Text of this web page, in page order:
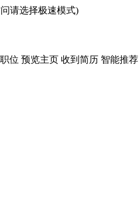
请选择极速模式)
位 预览主页 收到简历 智能推荐